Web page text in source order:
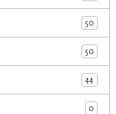
50
50
44
0